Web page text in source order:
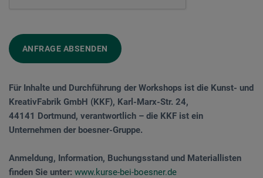
ANFRAGE ABSENDEN
Für Inhalte und Durchführung der Workshops ist die Kunst- und
KreativFabrik GmbH (KKF), Karl-Marx-Str. 24,
44141 Dortmund, verantwortlich – die KKF ist ein
Unternehmen der boesner-Gruppe.
Anmeldung, Information, Buchungsstand und Materiallisten
finden Sie unter: www.kurse-bei-boesner.de